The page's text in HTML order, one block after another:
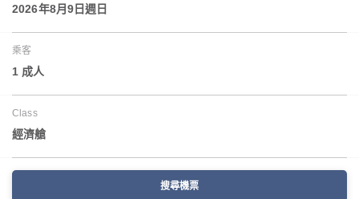
2026年8月9日週日
乘客
1 成人
Class
經濟艙
搜尋機票